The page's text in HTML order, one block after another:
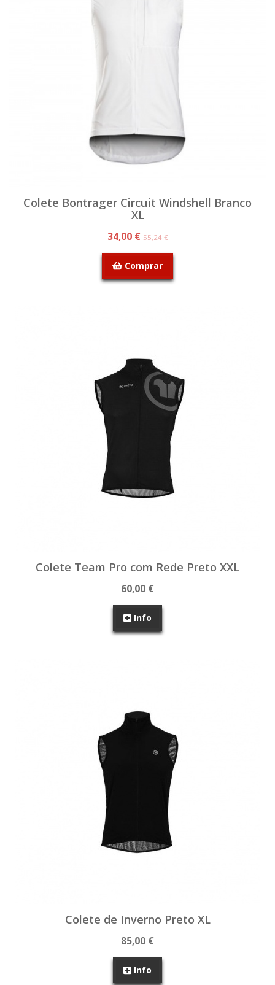
Colete Bontrager Circuit Windshell Branco
XL
34,00 €55,24 €
Comprar
Colete Team Pro com Rede Preto XXL
60,00 €
Info
Colete de Inverno Preto XL
85,00 €
Info